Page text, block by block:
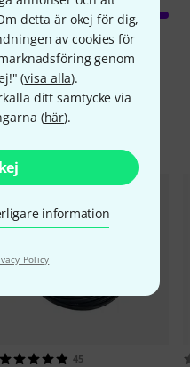
detta är okej för dig,
av cookies för
genom
(visa alla).
ditt samtycke via
(här).
information
Policy
45